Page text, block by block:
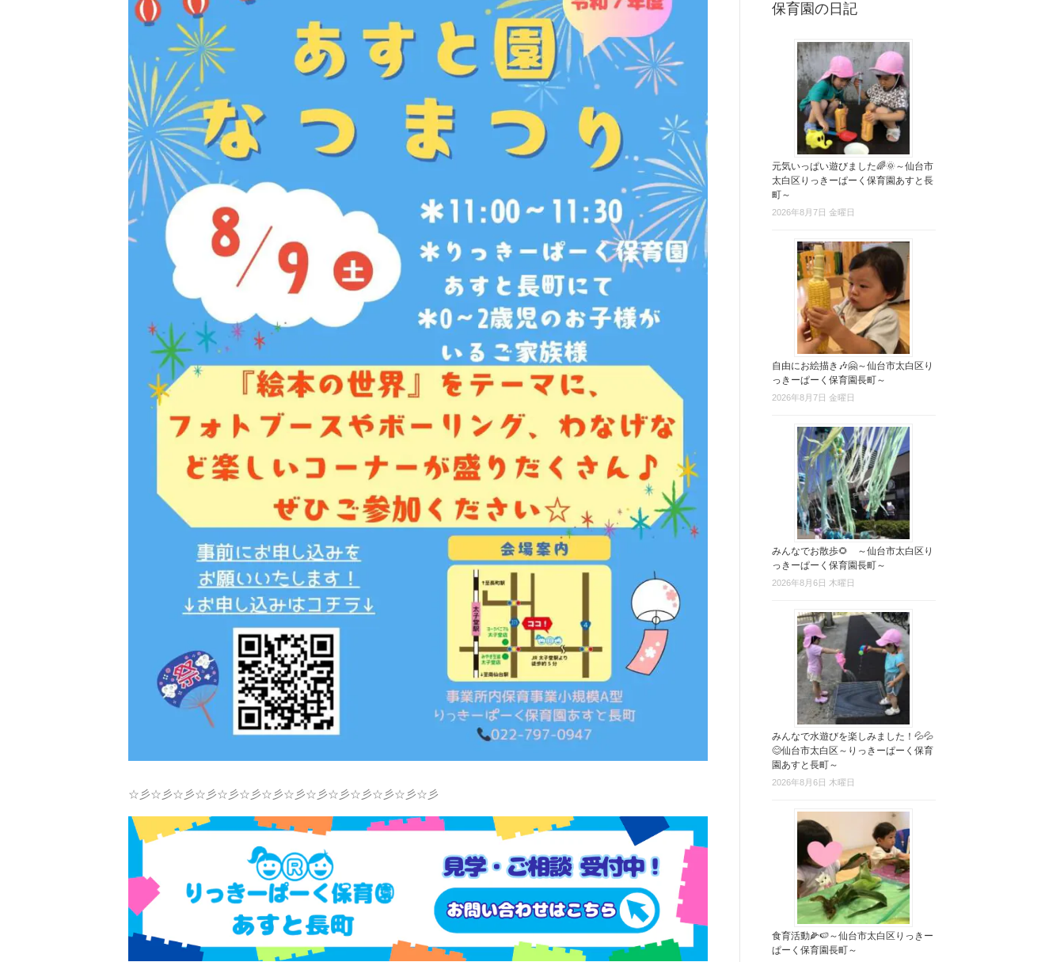
☆彡☆彡☆彡☆彡☆彡☆彡☆彡☆彡☆彡☆彡☆彡☆彡☆彡☆彡
保育園の日記
元気いっぱい遊びました🌈🌞～仙台市
太白区りっきーぱーく保育園あすと長
町～
2026年8月7日 金曜日
自由にお絵描き🎶🤗～仙台市太白区り
っきーぱーく保育園長町～
2026年8月7日 金曜日
みんなでお散歩🌻 ～仙台市太白区り
っきーぱーく保育園長町～
2026年8月6日 木曜日
みんなで水遊びを楽しみました！💦💦
😊仙台市太白区～りっきーぱーく保育
園あすと長町～
2026年8月6日 木曜日
食育活動🌽🍉～仙台市太白区りっきー
ぱーく保育園長町～